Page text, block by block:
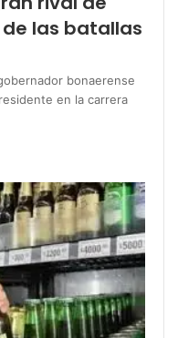
de las batallas
bonaerense
en la carrera